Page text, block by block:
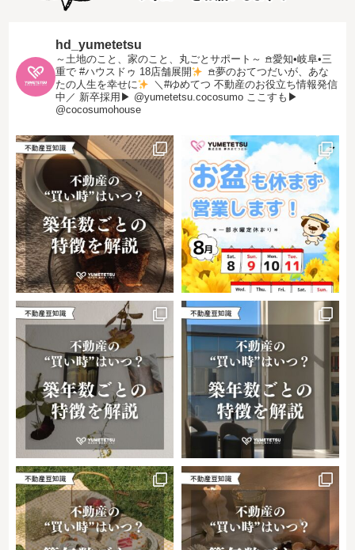
hd_yumetetsu
～土地のこと、家のこと、丸ごとサポート～ 𖠿愛知•岐阜•三
重で #ハウスドゥ 18店舗展開
𖠿夢のおてつだいが、あな
たの人生を幸せに
＼#ゆめてつ 不動産のお役立ち情報発信
中／ 新卒採用▶︎ @yumetetsu.cocosumo ここすも▶︎
@cocosumohouse